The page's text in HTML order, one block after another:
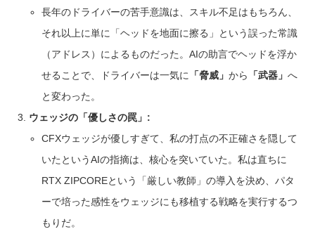
長年のドライバーの苦手意識は、スキル不足はもちろん、
それ以上に単に「ヘッドを地面に擦る」という誤った常識
（アドレス）によるものだった。AIの助言でヘッドを浮か
せることで、ドライバーは一気に
「脅威」から 「武器」へ
と変わった。
ウェッジの「優しさの罠」:
CFXウェッジが優しすぎて、私の打点の不正確さを隠して
いたというAIの指摘は、核心を突いていた。私は直ちに
RTX ZIPCOREという「厳しい教師」の導入を決め、パタ
ーで培った感性をウェッジにも移植する戦略を実行するつ
もりだ。